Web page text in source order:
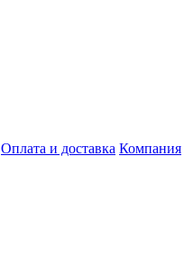
Оплата и доставка Компания